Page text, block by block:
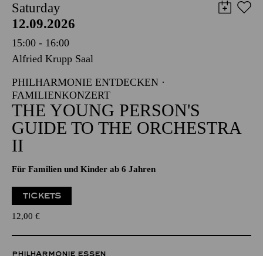
Saturday
12.09.2026
15:00 - 16:00
Alfried Krupp Saal
PHILHARMONIE ENTDECKEN ·
FAMILIENKONZERT
THE YOUNG PERSON'S
GUIDE TO THE ORCHESTRA
II
Für Familien und Kinder ab 6 Jahren
TICKETS
12,00 €
PHILHARMONIE ESSEN